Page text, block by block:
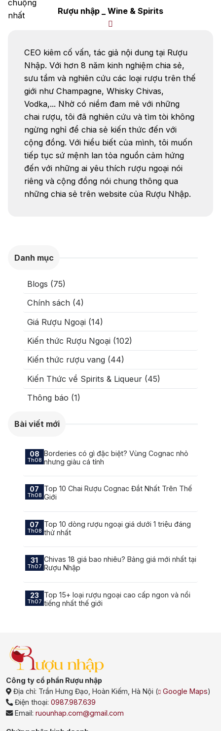
Thương hiệu nổi bật
Chivas Macallan Hibiki
Johnnie Walker Singleton
Absolut Courvoisier
Danzka
Ưu đãi hot
+ Ưu đãi giữa năm: Ngập tràn quà
tặng, gi rượu siêu hấp dẫn
+ Nhà cung cấp uy tín
Rượu nhập _ Wine & Spirits
CEO kiêm cố vấn, tác giả nội dung tại Rượu
Nhập. Với hơn 8 năm kinh nghiệm chia sẻ,
sưu tầm và nghiên cứu các loại rượu trên thế
giới như Champagne, Whisky Chivas,
Vodka,... Nhờ có niềm đam mê với những
chai rượu, tôi đã nghiên cứu và tìm tòi không
ngừng nghỉ để chia sẻ kiến thức đến với
cộng đồng. Với hiểu biết của mình, tôi muốn
tiếp tục sứ mệnh lan tỏa nguồn cảm hứng
đến với những ai yêu thích rượu ngoại nói
riêng và cộng đồng nói chung thông qua
những chia sẻ trên website của Rượu Nhập.
Danh mục
Blogs (75)
Chính sách (4)
Giá Rượu Ngoại (14)
Kiến thức Rượu Ngoại (102)
Kiến thức rượu vang (44)
Kiến Thức về Spirits & Liqueur (45)
Thông báo (1)
Bài viết mới
08
Th08
Borderies có gì đặc biệt? Vùng Cognac nhỏ
nhưng giàu cá tính
07
Th08
Top 10 Chai Rượu Cognac Đắt Nhất Trên Thế
Giới
07
Th08
Top 10 dòng rượu ngoại giá dưới 1 triệu đáng
thử nhất
31
Th07
Chivas 18 giá bao nhiêu? Bảng giá mới nhất tại
Rượu Nhập
23
Th07
Top 15+ loại rượu ngoại cao cấp ngon và nổi
tiếng nhất thế giới
Công ty cổ phần Rượu nhập
Địa chỉ: Trần Hưng Đạo, Hoàn Kiếm, Hà Nội ( Google Maps)
Điện thoại:0987.987.639
Email:ruounhap.com@gmail.com